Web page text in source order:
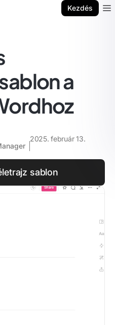
Kezdés
a
2025. február 13.
sablon